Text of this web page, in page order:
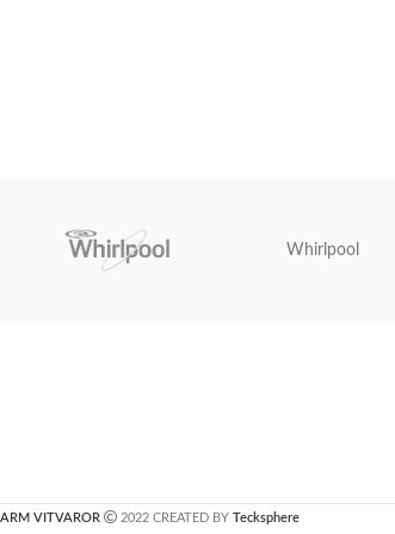
Whirlpool
ARM VITVAROR 2022 CREATED BY Tecksphere